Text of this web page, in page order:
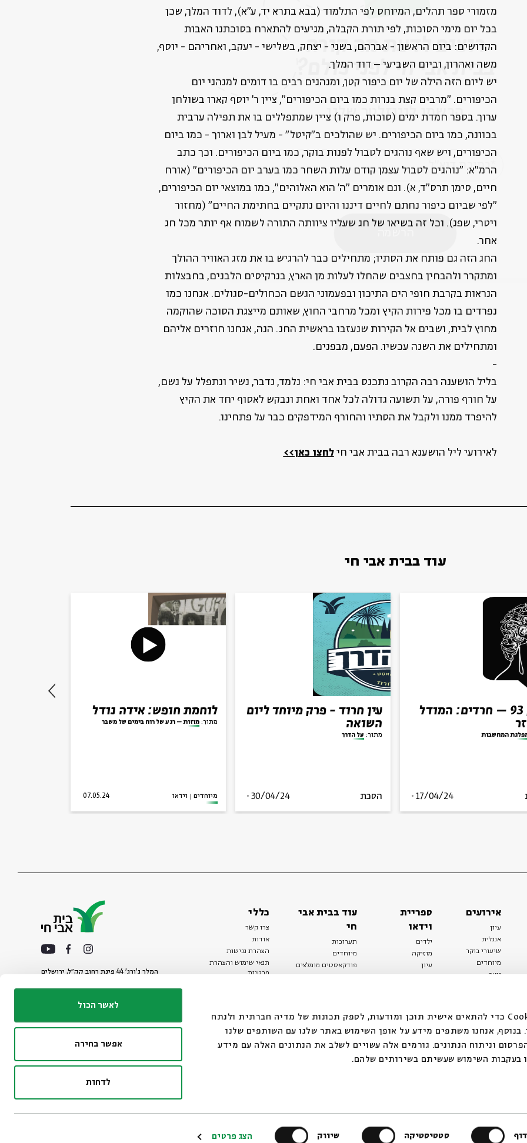
אנחנו משתמשים בקובצי Cookie כדי להתאים אישית תוכן ומודעות, לספק תכונות של מדיה חברתית ולנתח
אנחנו משתפים מידע על אופן השימוש באתר שלנו עם השותפים שלנו
וניתוח הנתונים. גורמים אלה עשויים לשלב את הנתונים האלה עם מידע
השימוש שעשיתם בשירותים שלהם.
סטטיסטיקה שיווק הצג פרטים
לאשר הכול
אפשר בחירה
לדחות
מזמורי ספר תהלים, המיוחס לפי התלמוד (בבא בתרא יד, ע"א), לדוד המלך, שכן
בכל יום מימי הסוכות, לפי תורת הקבלה, מגיעים להתארח בסוכתנו האבות
הקדושים: ביום הראשון - אברהם, בשני - יצחק, בשלישי - יעקב, ואחריהם - יוסף,
משה ואהרון, וביום השביעי – דוד המלך.
יש ליום הזה הילה של יום כיפור קטן, ומנהגים רבים בו דומים למנהגי יום
הכיפורים. "מרבים קצת בנרות כמו ביום הכיפורים", ציין ר' יוסף קארו בשולחן
ערוך. בספר חמדת ימים (סוכות, פרק ו) ציין שמתפללים בו את תפילה ערבית
בכוונה, כמו ביום הכיפורים. יש שהולכים ב"קיטל" - מעיל לבן וארוך - כמו ביום
הכיפורים, ויש שאף נוהגים לטבול לפנות בוקר, כמו ביום הכיפורים. וכך כתב
הרמ"א: "נוהגים לטבול עצמן קודם עלות השחר כמו בערב יום הכיפורים" (אורח
חיים, סימן תרס"ד, א). וגם אומרים "ה' הוא האלוהים", כמו במוצאי יום הכיפורים,
"לפי שביום כיפור נחתם לחיים דיננו והיום נתקיים בחתימת החיים" (מחזור
ויטרי, שפג). וכל זה בשיאו של חג שעליו ציוותה התורה לשמוח אף יותר מכל חג
אחר.
החג הזה גם פותח את הסתיו; מתחילים כבר להרגיש בו את מזג האוויר ההולך
ומתקרר ולהבחין בחצבים שהחלו לעלות מן הארץ, בנרקיסים הלבנים, בחבצלות
הנראות בקרבת חופי הים התיכון ובפעמוני הגשם הכחולים-סגולים. אנחנו כמו
נפרדים בו מכל פירות הקיץ ומכל מרחבי החוץ, שאותם מייצגת הסוכה שהוקמה
מחוץ לבית, ושבים אל הקירות שנעזבו בראשית החג. הנה, אנחנו חוזרים אליהם
ומתחילים את השנה עכשיו. הפעם, מבפנים.
-
בליל הושענה רבה הקרוב נתכנס בבית אבי חי: נלמד, נדבר, נשיר ונתפלל על גשם,
על חורף פורה, על תשועה גדולה לכל אחד ואחת ונבקש לאסוף יחד את הקיץ
להיפרד ממנו ולקבל את הסתיו והחורף המידפקים כבר על פתחינו.
לאירועי ליל הושענא רבה בבית אבי חילחצו כאן>>
עוד בבית אבי חי
לוחמת חופש: אידה נודל
מתוך: מוזות – רגע של רוח בימים של משבר
מיוחדים וידאו 07.05.24
עין חרוד - פרק מיוחד ליום
השואה
מתוך: על הדרך
הסכת 30/04/24
פרק 93 – חרדים: המודל
המחשבות
17/04/24
אירועים
עיון
אנגלית
שיעורי בוקר
מיוחדים
נוער
אירועים
בירושלים
ילדים
ספריית
וידאו
ילדים
מוזיקה
עיון
עוד בבית אבי
חי
תערוכות
מיוחדים
פודקאסטים מומלצים
כללי
צרו קשר
אודות
הצהרת נגישות
תנאי שימוש והצהרת
פרטיות
המלך ג'ורג' 44 פינת רחוב קק״ל, ירושלים
design by Dov Abramson Studio
רוצים לדעת מה קורה
בבית אבי חי לפני כולם?
הרשמו לניוזלטר שלנו
*כתובת דוא"ל
הרשמה